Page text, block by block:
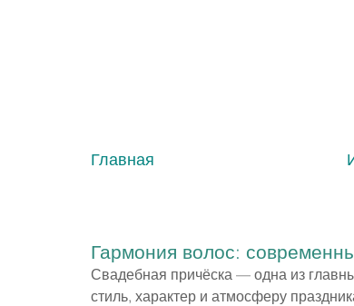
Главная
Гармония волос:
Свадебная причёска — одна из
стиль, характер и атмосферу